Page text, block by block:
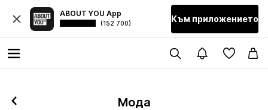
ABOUT YOU App
(152 700) Към приложението
Мода